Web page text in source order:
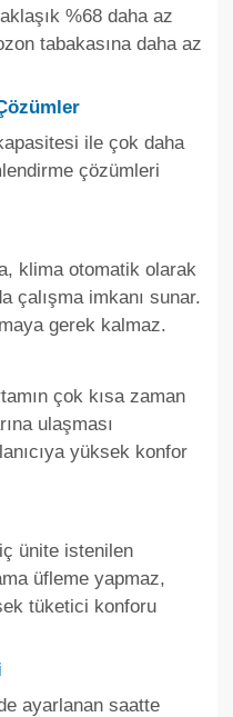
%68 daha az
tabakasına daha az
ile çok daha
çözümleri
klima otomatik olarak
çalışma imkanı sunar.
gerek kalmaz.
çok kısa zaman
ulaşması
yüksek konfor
ünite istenilen
üfleme yapmaz,
tüketici konforu
ayarlanan saatte